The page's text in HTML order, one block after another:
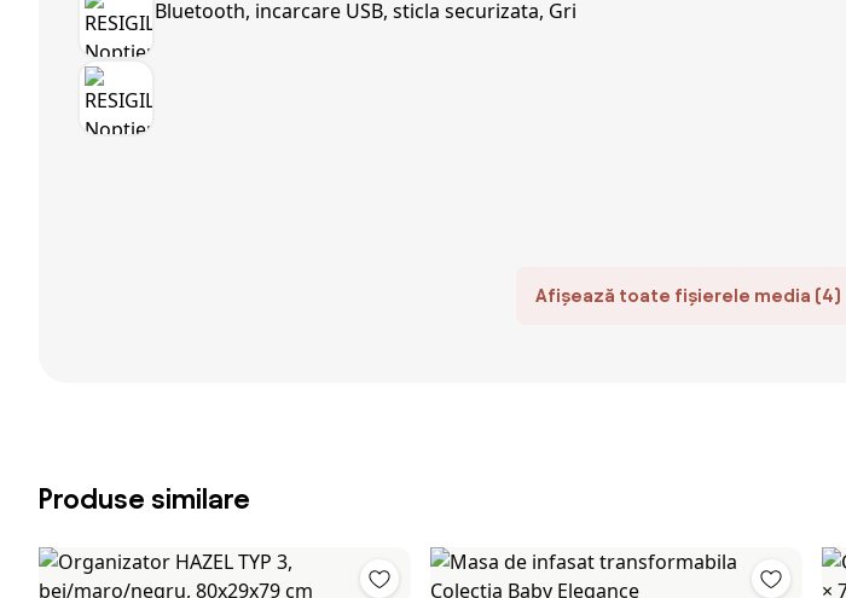
Afișează toate fișierele media (4)
Produse similare